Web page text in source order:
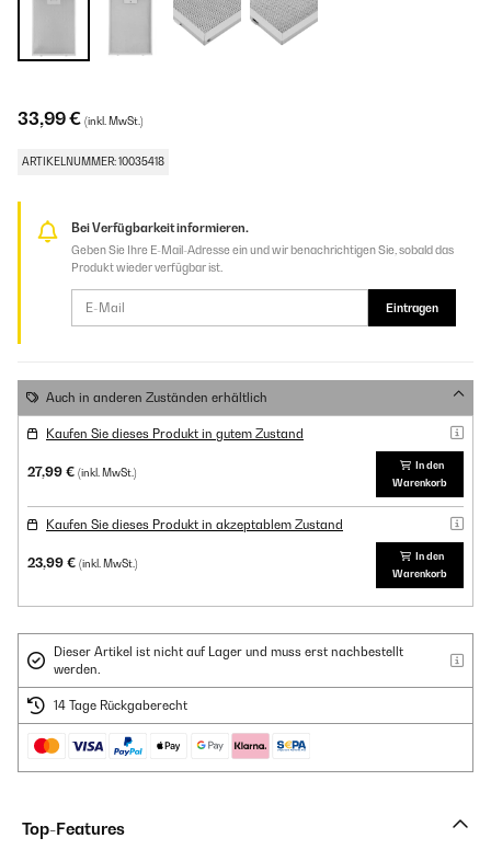
33,99 € (inkl. MwSt.)
ARTIKELNUMMER: 10035418
Bei Verfügbarkeit informieren.
Geben Sie Ihre E-Mail-Adresse ein und wir benachrichtigen Sie, sobald das
Produkt wieder verfügbar ist.
Eintragen
Auch in anderen Zuständen erhältlich
Kaufen Sie dieses Produkt in gutem Zustand
27,99 € (inkl. MwSt.)
In den
Warenkorb
Kaufen Sie dieses Produkt in akzeptablem Zustand
23,99 € (inkl. MwSt.)
In den
Warenkorb
Dieser Artikel ist nicht auf Lager und muss erst nachbestellt
werden.
14 Tage Rückgaberecht
Top-Features